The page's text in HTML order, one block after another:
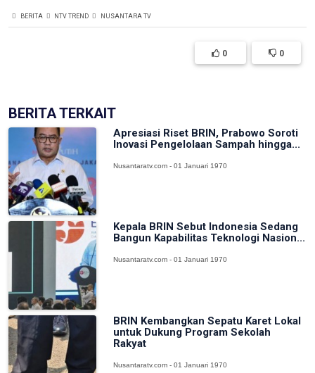
BERITA NTV TREND NUSANTARA TV
0 0
BERITA TERKAIT
Apresiasi Riset BRIN, Prabowo Soroti
Inovasi Pengelolaan Sampah hingga...
Nusantaratv.com - 01 Januari 1970
Kepala BRIN Sebut Indonesia Sedang
Bangun Kapabilitas Teknologi Nasion...
Nusantaratv.com - 01 Januari 1970
BRIN Kembangkan Sepatu Karet Lokal
untuk Dukung Program Sekolah
Rakyat
Nusantaratv.com - 01 Januari 1970